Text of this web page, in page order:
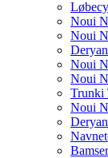
Noui
Noui
Noui
Noui
Trunki
Noui
Bamser